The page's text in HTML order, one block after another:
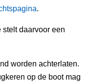
.
daarvoor een
worden achterlaten.
op de boot mag